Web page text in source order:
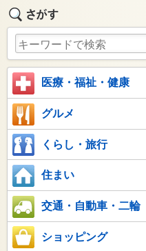
医療・福祉・健康
グルメ
くらし・旅行
住まい
交通・自動車・二輪
ショッピング